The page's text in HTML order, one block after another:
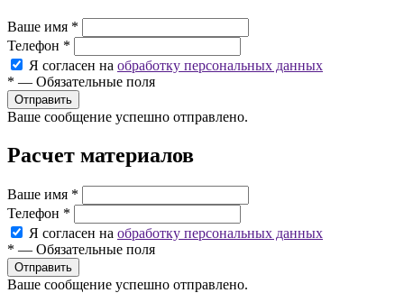
Ваше имя *
Телефон *
Я согласен на обработку персональных данных
* — Обязательные поля
Ваше сообщение успешно отправлено.
Расчет материалов
Ваше имя *
Телефон *
Я согласен на обработку персональных данных
* — Обязательные поля
Ваше сообщение успешно отправлено.